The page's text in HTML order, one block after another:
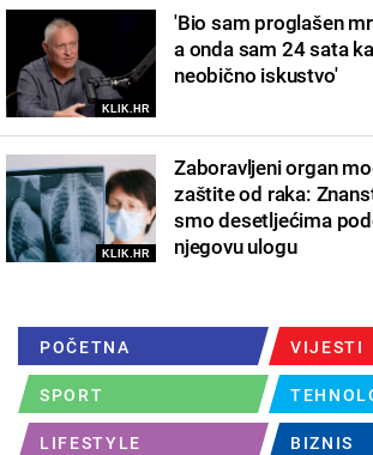
KLIK.HR
'Bio sam proglašen
a onda sam 24 sata
neobično iskustvo'
KLIK.HR
Zaboravljeni organ
zaštite od raka:
smo desetljećima
njegovu ulogu
POČETNA VIJESTI
SPORT
LIFESTYLE BIZNIS